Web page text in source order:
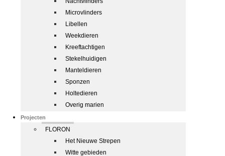
Microvlinders
Libellen
Weekdieren
Kreeftachtigen
Stekelhuidigen
Manteldieren
Sponzen
Holtedieren
Overig marien
Projecten
FLORON
Het Nieuwe Strepen
Witte gebieden